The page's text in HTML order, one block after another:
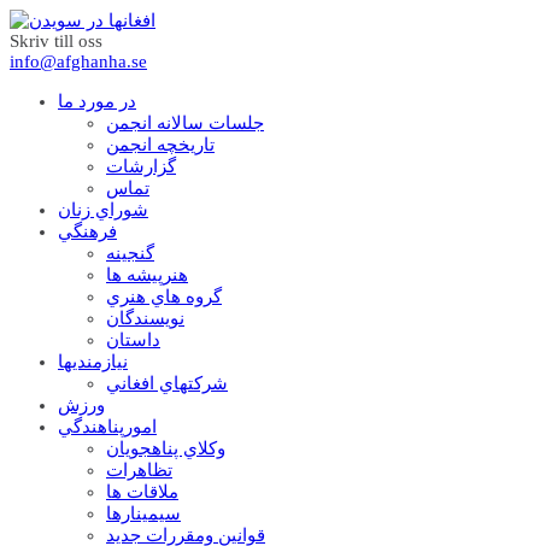
Skriv till oss
info@afghanha.se
در مورد ما
جلسات سالانه انجمن
تاریخچه انجمن
گزارشات
تماس
شوراي زنان
فرهنگي
گنجينه
هنرپيشه ها
گروه هاي هنري
نويسندگان
داستان
نيازمنديها
شرکتهاي افغاني
ورزش
امورپناهندگي
وکلاي پناهجويان
تظاهرات
ملاقات ها
سيمينارها
قوانين ومقررات جديد